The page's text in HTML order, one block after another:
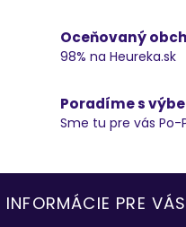
Oceňovaný
98% na Heureka.sk
Poradíme s
Sme tu pre vás Po-
INFORMÁCIE PRE VÁS